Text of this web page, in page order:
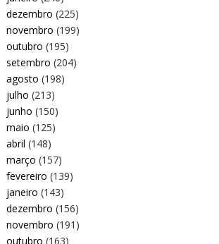
dezembro (225)
novembro (199)
outubro (195)
setembro (204)
agosto (198)
julho (213)
junho (150)
maio (125)
abril (148)
março (157)
fevereiro (139)
janeiro (143)
dezembro (156)
novembro (191)
outubro (163)